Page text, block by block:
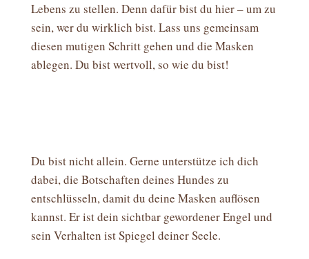
Lebens zu stellen. Denn dafür bist du hier – um zu
sein, wer du wirklich bist. Lass uns gemeinsam
diesen mutigen Schritt gehen und die Masken
ablegen. Du bist wertvoll, so wie du bist!
Du bist nicht allein. Gerne unterstütze ich dich
dabei, die Botschaften deines Hundes zu
entschlüsseln, damit du deine Masken auflösen
kannst. Er ist dein sichtbar gewordener Engel und
sein Verhalten ist Spiegel deiner Seele.